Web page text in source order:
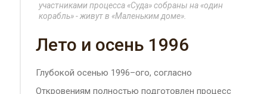
участниками процесса «Суда» собраны на «один
корабль» - живут в «Маленьким доме».
Лето и осень 1996
Глубокой осенью 1996–ого, согласно
Откровениям полностью подготовлен процесс